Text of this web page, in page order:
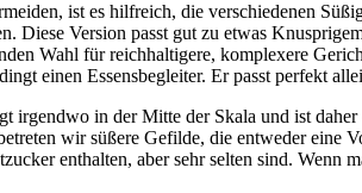
ist es hilfreich, die verschiedenen
Diese Version passt gut zu etwas
Wahl für reichhaltigere, komplexere
einen Essensbegleiter. Er passt perfekt
irgendwo in der Mitte der Skala und ist
wir süßere Gefilde, die entweder eine
enthalten, aber sehr selten sind. Wenn